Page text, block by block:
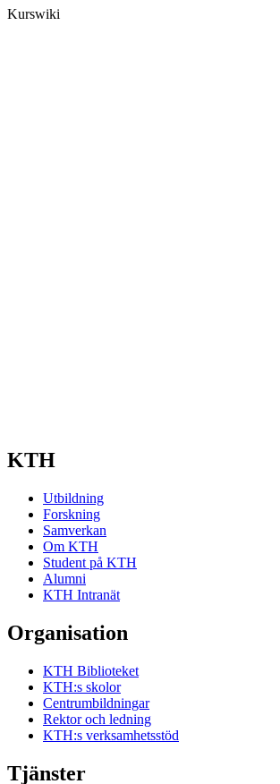
Kurswiki
KTH
Utbildning
Forskning
Samverkan
Om KTH
Student på KTH
Alumni
KTH Intranät
Organisation
KTH Biblioteket
KTH:s skolor
Centrumbildningar
Rektor och ledning
KTH:s verksamhetsstöd
Tjänster